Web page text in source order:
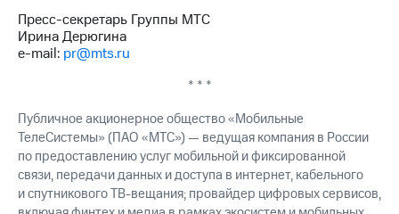
Регистратор
Реквизиты
Контакты
Пресс-секретарь Группы МТС
Ирина Дерюгина
e-mail: pr@mts.ru
* * *
Публичное акционерное общество «Мобильные
ТелеСистемы» (ПАО «МТС») — ведущая компания в России
по предоставлению услуг мобильной и фиксированной
связи, передачи данных и доступа в интернет, кабельного
и спутникового ТВ-вещания; провайдер цифровых сервисов,